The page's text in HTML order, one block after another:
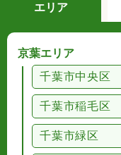
エリア
京葉エリア
千葉市中央区
千葉市稲毛区
千葉市緑区